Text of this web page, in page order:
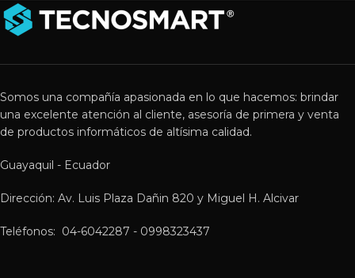
Somos una compañía apasionada en lo que hacemos: brindar
una excelente atención al cliente, asesoría de primera y venta
de productos informáticos de altísima calidad.
Guayaquil - Ecuador
Dirección: Av. Luis Plaza Dañin 820 y Miguel H. Alcivar
Teléfonos: 04-6042287 - 0998323437